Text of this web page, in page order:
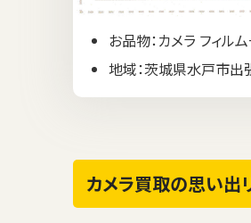
お品物：カメラ フィ
地域：茨城県水戸市出
カメラ買取の思い出